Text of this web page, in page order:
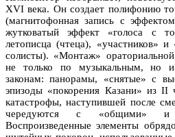
XVI века. Он создает полифонию
(магнитофонная запись с
жутковатый эффект «голоса с
летописца (чтеца), «участников»
солисты). «Монтаж»
не только по музыкальным, но и
законам: панорамы, «снятые» с
эпизоды «покорения Казани» из II
катастрофы, наступившей после
чередуются с «общими» и
Воспроизведенные элементы